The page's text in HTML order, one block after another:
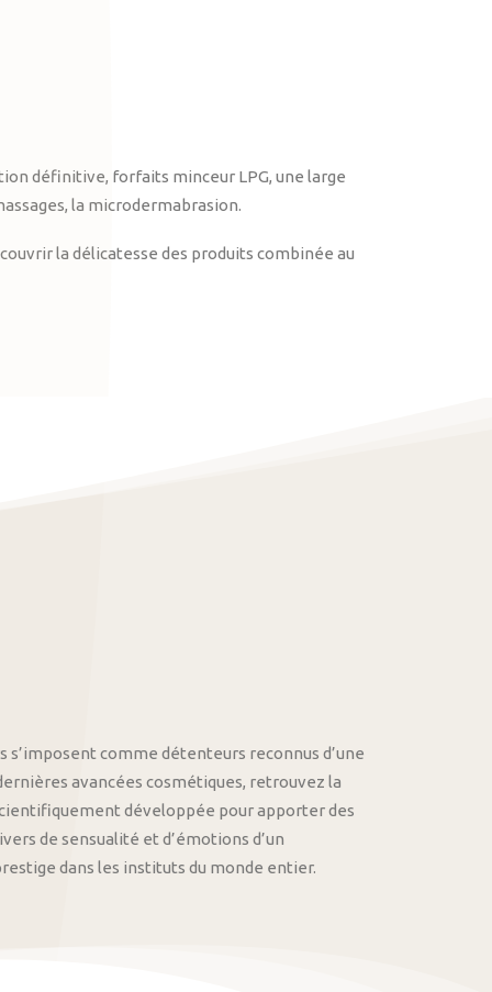
définitive, forfaits minceur LPG, une large
la microdermabrasion.
la délicatesse des produits combinée au
s’imposent comme détenteurs reconnus d’une
avancées cosmétiques, retrouvez la
développée pour apporter des
de sensualité et d’émotions d’un
dans les instituts du monde entier.